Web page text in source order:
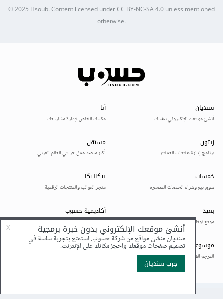
© 2025Hsoub.Content licensed underCC BY-NC-SA 4.0unless mentioned
otherwise.